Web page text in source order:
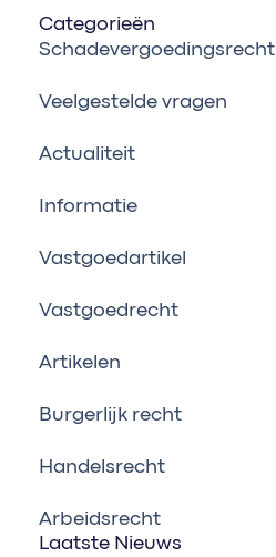
Categorieën
Schadevergoedingsrecht
Veelgestelde vragen
Actualiteit
Informatie
Vastgoedartikel
Vastgoedrecht
Artikelen
Burgerlijk recht
Handelsrecht
Arbeidsrecht
Laatste Nieuws